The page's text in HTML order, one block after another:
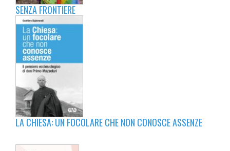
SENZA FRONTIERE
LA CHIESA: UN FOCOLARE CHE NON CONOSCE ASSENZE